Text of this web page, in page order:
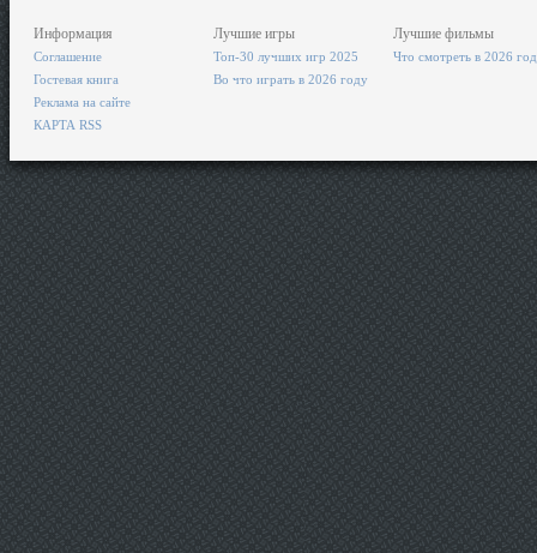
Информация
Соглашение
Гостевая книга
Реклама на сайте
КАРТА RSS
Лучшие игры
Топ-30 лучших игр 2025
Во что играть в 2026 году
Лучшие фильмы
Что смотреть в 2026